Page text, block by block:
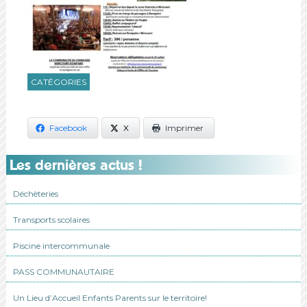
CATÉGORIES
Facebook X Imprimer
Les dernières actus !
Déchèteries
Transports scolaires
Piscine intercommunale
PASS COMMUNAUTAIRE
Un Lieu d’Accueil Enfants Parents sur le territoire!